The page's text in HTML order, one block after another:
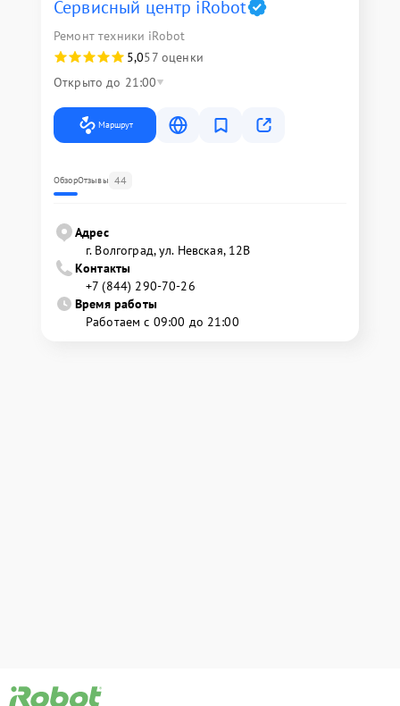
Сервисный центр iRobot
Ремонт техники iRobot
5,057 оценки
Открыто до 21:00
Маршрут
ОбзорОтзывы 44
Адрес
г. Волгоград, ул. Невская, 12В
Контакты
+7 (844) 290-70-26
Время работы
Работаем с 09:00 до 21:00